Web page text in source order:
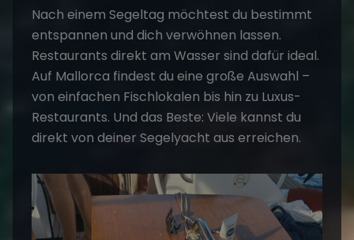
Nach einem Segeltag möchtest du bestimmt
entspannen und dich verwöhnen lassen.
Restaurants direkt am Wasser sind dafür ideal.
Auf Mallorca findest du eine große Auswahl –
von einfachen Fischlokalen bis hin zu Luxus-
Restaurants. Und das Beste: Viele kannst du
direkt von deiner Segelyacht aus erreichen.